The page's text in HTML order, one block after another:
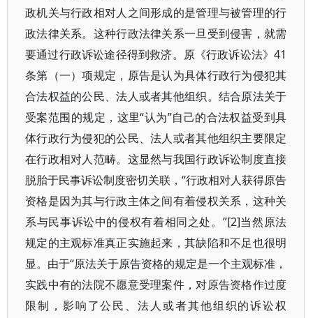
政机关与行政相对人之间形成的是管理与被管理的行
政法律关系。这种行政法律关系一旦受到侵害，就需
要通过行政诉讼途径得到救济。原《行政诉讼法》41
条第（一）项规定，原告是认为具体行政行为侵犯其
合法权益的公民、法人或者其他组织。结合原法关于
受案范围的规定，这里“认为”自己的合法权益受到具
体行政行为侵犯的公民、法人或者其他组织主要限定
在行政相对人范畴。这显然与我国行政诉讼制度直接
脱胎于民事诉讼制度密切关联，“行政相对人获得原告
资格是因为其与行政主体之间有着侵权关系，这种关
系与民事诉讼中的侵权有着相同之处。”[2]当然原法
规定的主观标准真正实施起来，其缺陷和不足也很明
显。由于“原法关于原告资格的规定是一个主观标准，
实践中有的法院不愿意受理案件，对原告资格作过度
限制，影响了公民、法人或者其他组织的诉讼权